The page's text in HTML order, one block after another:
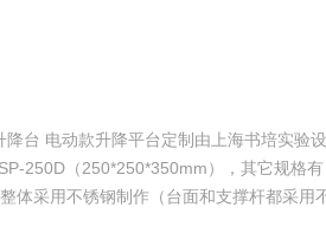
台 电动款升降平台定制由上海书培实验
250D（250*250*350mm），其它规格有
体采用不锈钢制作（台面和支撑杆都采用